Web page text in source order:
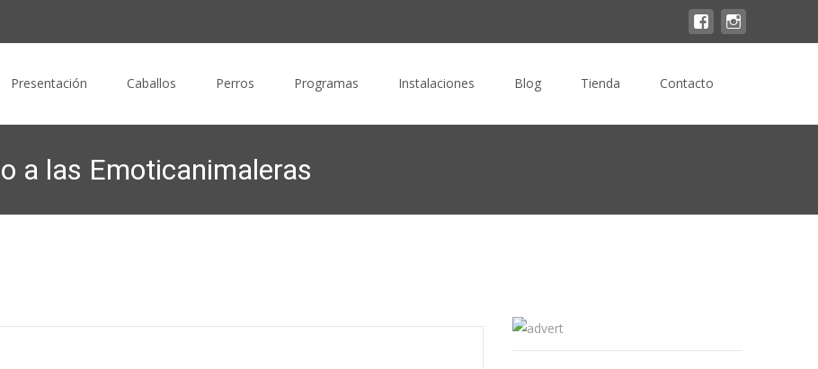
Presentación Caballos Perros Programas Instalaciones Blog Tienda Contacto
a las Emoticanimaleras